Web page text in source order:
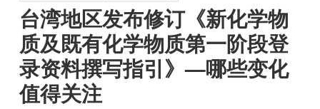
台湾地区发布修订《新化学物
质及既有化学物质第一阶段登
录资料撰写指引》—哪些变化
值得关注